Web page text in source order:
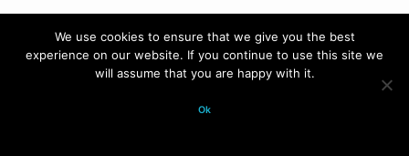
We use cookies to ensure that we give you the best
experience on our website. If you continue to use this site we
will assume that you are happy with it.
Ok